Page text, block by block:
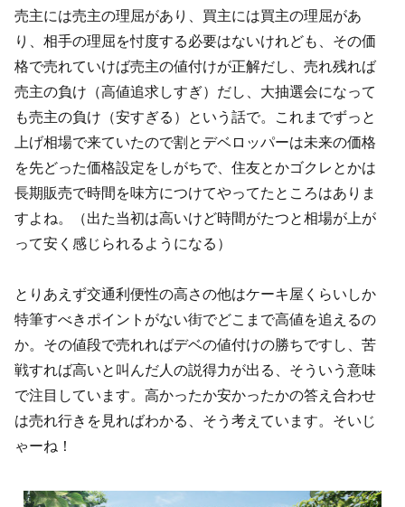
売主には売主の理屈があり、買主には買主の理屈があ
り、相手の理屈を忖度する必要はないけれども、その価
格で売れていけば売主の値付けが正解だし、売れ残れば
売主の負け（高値追求しすぎ）だし、大抽選会になって
も売主の負け（安すぎる）という話で。これまでずっと
上げ相場で来ていたので割とデベロッパーは未来の価格
を先どった価格設定をしがちで、住友とかゴクレとかは
長期販売で時間を味方につけてやってたところはありま
すよね。（出た当初は高いけど時間がたつと相場が上が
って安く感じられるようになる）
とりあえず交通利便性の高さの他はケーキ屋くらいしか
特筆すべきポイントがない街でどこまで高値を追えるの
か。その値段で売れればデベの値付けの勝ちですし、苦
戦すれば高いと叫んだ人の説得力が出る、そういう意味
で注目しています。高かったか安かったかの答え合わせ
は売れ行きを見ればわかる、そう考えています。そいじ
ゃーね！